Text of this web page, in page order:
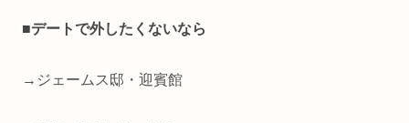
■デートで外したくないなら
→ジェームス邸・迎賓館